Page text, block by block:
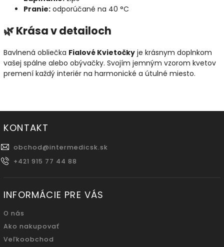
Pranie: odporúčané na 40 °C
🌿 Krása v detailoch
Bavlnená obliečka Fialové Kvietočky je krásnym doplnkom
vašej spálne alebo obývačky. Svojím jemným vzorom kvetov
premení každý interiér na harmonické a útulné miesto.
KONTAKT
obchod@intermedicsk.sk
+421 915 77 44 88
INFORMÁCIE PRE VÁS
O nás
Ako nakupovať
Veľkoobchod